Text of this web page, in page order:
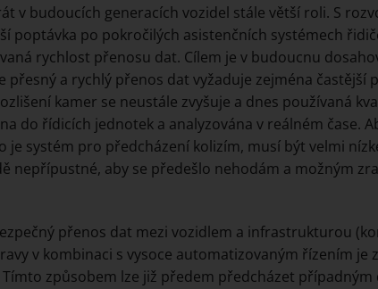
v budoucích generacích vozidel stále větší roli. S
poptávka po pokročilých asistenčních systémech
rychlost přenosu dat. Cílem je v budoucnu
a rychlý přenos dat vyžaduje zejména častější
kamer se neustále zvyšuje a dnes používaná
do řídicích jednotek a analyzována v reálném čase.
je systém pro předcházení kolizím, musí být velmi
nepřípustné, aby se předešlo nehodám a možným
přenos dat mezi vozidlem a infrastrukturou
v kombinaci s vysoce automatizovaným řízením je
způsobem lze již předem předcházet